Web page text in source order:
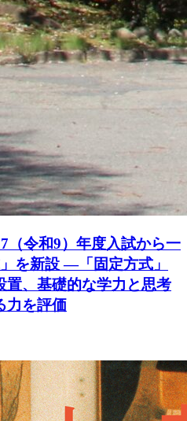
（令和9）年度入試から一
を新設 ―「固定方式」
置、基礎的な学力と思考
力を評価